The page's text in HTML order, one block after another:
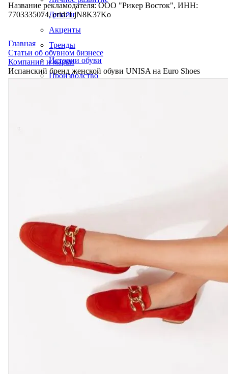
Дизайн
Акценты
Тренды
Истории обуви
Производство
Название рекламодателя: ООО "Рикер Восток", ИНН:
7703335074, erid: LjN8K37Ko
Главная
Статьи об обувном бизнесе
Компании и марки
Испанский бренд женской обуви UNISA на Euro Shoes